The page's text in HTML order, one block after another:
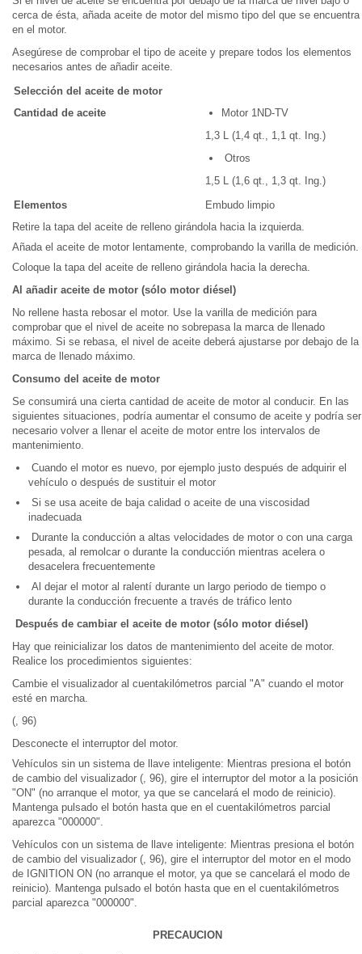
cerca de ésta, añada aceite de motor del mismo tipo del que se encuentra
en el motor.
Asegúrese de comprobar el tipo de aceite y prepare todos los elementos
necesarios antes de añadir aceite.
Selección del aceite de motor
Cantidad de aceite
Motor 1ND-TV
1,3 L (1,4 qt., 1,1 qt. Ing.)
Otros
1,5 L (1,6 qt., 1,3 qt. Ing.)
Elementos
Embudo limpio
Retire la tapa del aceite de relleno girándola hacia la izquierda.
Añada el aceite de motor lentamente, comprobando la varilla de medición.
Coloque la tapa del aceite de relleno girándola hacia la derecha.
Al añadir aceite de motor (sólo motor diésel)
No rellene hasta rebosar el motor. Use la varilla de medición para
comprobar que el nivel de aceite no sobrepasa la marca de llenado
máximo. Si se rebasa, el nivel de aceite deberá ajustarse por debajo de la
marca de llenado máximo.
Consumo del aceite de motor
Se consumirá una cierta cantidad de aceite de motor al conducir. En las
siguientes situaciones, podría aumentar el consumo de aceite y podría ser
necesario volver a llenar el aceite de motor entre los intervalos de
mantenimiento.
Cuando el motor es nuevo, por ejemplo justo después de adquirir el
vehículo o después de sustituir el motor
Si se usa aceite de baja calidad o aceite de una viscosidad
inadecuada
Durante la conducción a altas velocidades de motor o con una carga
pesada, al remolcar o durante la conducción mientras acelera o
desacelera frecuentemente
Al dejar el motor al ralentí durante un largo periodo de tiempo o
durante la conducción frecuente a través de tráfico lento
Después de cambiar el aceite de motor (sólo motor diésel)
Hay que reinicializar los datos de mantenimiento del aceite de motor.
Realice los procedimientos siguientes:
Cambie el visualizador al cuentakilómetros parcial "A" cuando el motor
esté en marcha.
(, 96)
Desconecte el interruptor del motor.
Vehículos sin un sistema de llave inteligente: Mientras presiona el botón
de cambio del visualizador (, 96), gire el interruptor del motor a la posición
"ON" (no arranque el motor, ya que se cancelará el modo de reinicio).
Mantenga pulsado el botón hasta que en el cuentakilómetros parcial
aparezca "000000".
Vehículos con un sistema de llave inteligente: Mientras presiona el botón
de cambio del visualizador (, 96), gire el interruptor del motor en el modo
de IGNITION ON (no arranque el motor, ya que se cancelará el modo de
reinicio). Mantenga pulsado el botón hasta que en el cuentakilómetros
parcial aparezca "000000".
PRECAUCION